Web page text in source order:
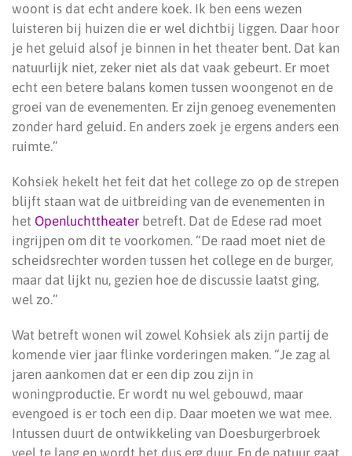
woont is dat echt andere koek. Ik ben eens wezen
luisteren bij huizen die er wel dichtbij liggen. Daar hoor
je het geluid alsof je binnen in het theater bent. Dat kan
natuurlijk niet, zeker niet als dat vaak gebeurt. Er moet
echt een betere balans komen tussen woongenot en de
groei van de evenementen. Er zijn genoeg evenementen
zonder hard geluid. En anders zoek je ergens anders een
ruimte.”
Kohsiek hekelt het feit dat het college zo op de strepen
blijft staan wat de uitbreiding van de evenementen in
het Openluchttheater betreft. Dat de Edese rad moet
ingrijpen om dit te voorkomen. “De raad moet niet de
scheidsrechter worden tussen het college en de burger,
maar dat lijkt nu, gezien hoe de discussie laatst ging,
wel zo.”
Wat betreft wonen wil zowel Kohsiek als zijn partij de
komende vier jaar flinke vorderingen maken. “Je zag al
jaren aankomen dat er een dip zou zijn in
woningproductie. Er wordt nu wel gebouwd, maar
evengoed is er toch een dip. Daar moeten we wat mee.
Intussen duurt de ontwikkeling van Doesburgerbroek